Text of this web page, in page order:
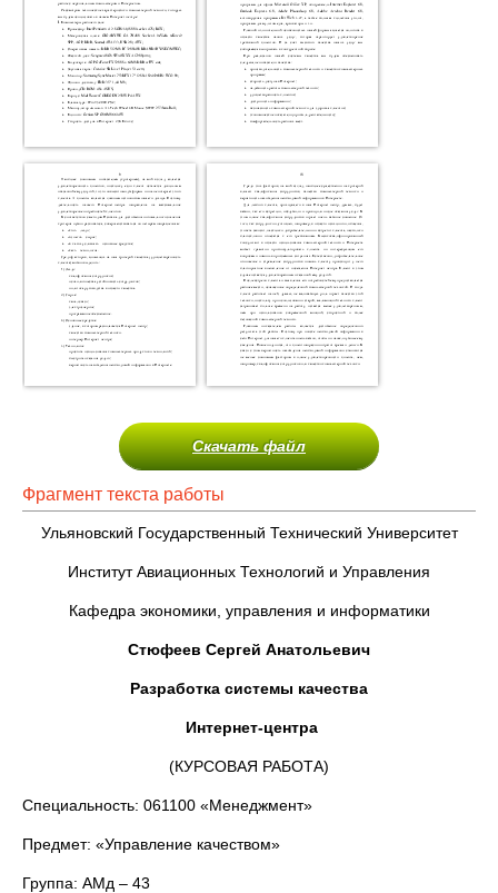
Скачать файл
Фрагмент текста работы
Ульяновский Государственный Технический Университет
Институт Авиационных Технологий и Управления
Кафедра экономики, управления и информатики
Стюфеев Сергей Анатольевич
Разработка системы качества
Интернет-центра
(КУРСОВАЯ РАБОТА)
Специальность: 061100 «Менеджмент»
Предмет: «Управление качеством»
Группа: АМд – 43